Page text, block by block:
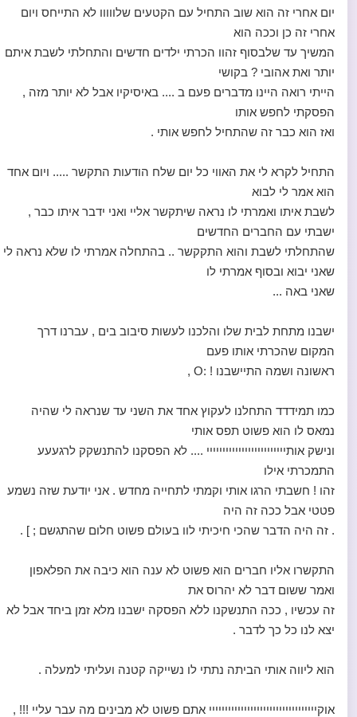
יום אחרי זה הוא שוב התחיל עם הקטעים שלווווו לא התייחס ויום
אחרי זה כן וככה הוא
המשיך עד שלבסוף זהוו הכרתי ילדים חדשים והתחלתי לשבת איתם
יותר ואת אהובי ? בקושי
הייתי רואה היינו מדברים פעם ב .... באיסיקיו אבל לא יותר מזה ,
הפסקתי לחפש אותו
ואז הוא כבר זה שהתחיל לחפש אותי .
התחיל לקרא לי את האווי כל יום שלח הודעות התקשר ..... ויום אחד
הוא אמר לי לבוא
לשבת איתו ואמרתי לו נראה שיתקשר אליי ואני ידבר איתו כבר ,
ישבתי עם החברים החדשים
שהתחלתי לשבת והוא התקקשר .. בהתחלה אמרתי לו שלא נראה לי
שאני יבוא ובסוף אמרתי לו
שאני באה ...
ישבנו מתחת לבית שלו והלכנו לעשות סיבוב בים , עברנו דרך
המקום שהכרתי אותו פעם
ראשונה ושמה התיישבנו ! :O ,
כמו תמידדד התחלנו לעקוץ אחד את השני עד שנראה לי שהיה
נמאס לו הוא פשוט תפס אותי
ונישק אותייייייייייייייייייייייייי .... לא הפסקנו להתנשקק לרגעעע
התמכרתי אילו
זהו ! חשבתי הרגו אותי וקמתי לתחייה מחדש . אני יודעת שזה נשמע
פטטי אבל ככה זה היה
. זה היה הדבר שהכי חיכיתי לוו בעולם פשוט חלום שהתגשם ; ] .
התקשרו אליו חברים הוא פשוט לא ענה הוא כיבה את הפלאפון
ואמר ששום דבר לא יהרוס את
זה עכשיו , ככה התנשקנו ללא הפסקה ישבנו מלא זמן ביחד אבל לא
יצא לנו כל כך לדבר .
הוא ליווה אותי הביתה נתתי לו נשייקה קטנה ועליתי למעלה .
אוקיייייייייייייייייייייייייייייייייי אתם פשוט לא מבינים מה עבר עליי !!! ,